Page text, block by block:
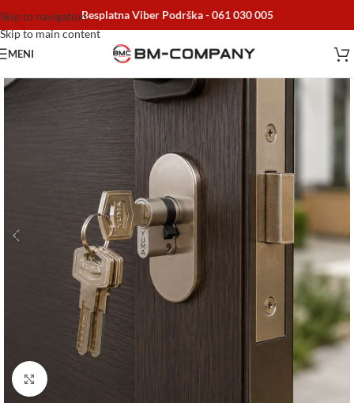
Skip to navigation
Skip to main content
Besplatna Viber Podrška -061 030 005
MENI
Click to enlarge